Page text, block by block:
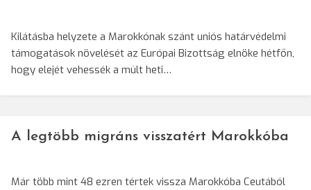
Kilátásba helyzete a Marokkónak szánt uniós határvédelmi
támogatások növelését az Európai Bizottság elnöke hétfőn,
hogy elejét vehessék a múlt heti…
A legtöbb migráns visszatért Marokkóba
Már több mint 48 ezren tértek vissza Marokkóba Ceutából